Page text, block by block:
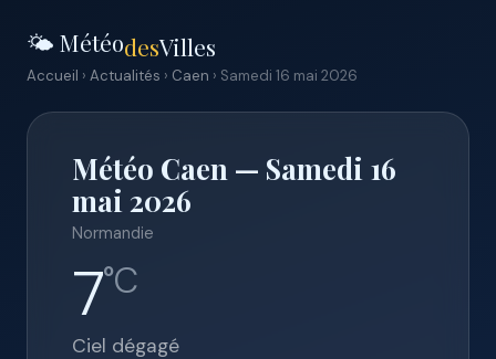
🌤️ MétéodesVilles
Accueil › Actualités › Caen › Samedi 16 mai 2026
Météo Caen — Samedi 16
mai 2026
Normandie
7°C
Ciel dégagé